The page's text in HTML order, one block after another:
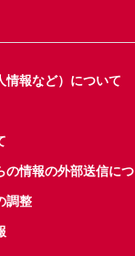
情報など）について
の情報の外部送信に
調整